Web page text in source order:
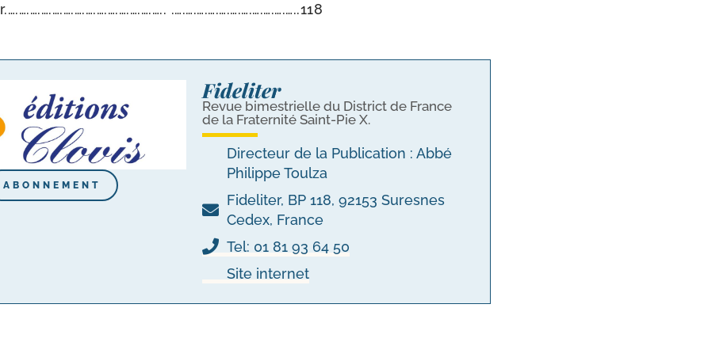
.….….….….….….….….….….…..118
ABONNEMENT
Fideliter
Revue bimestrielle du District de France
de la Fraternité Saint-Pie X.
Directeur de la Publication : Abbé
Philippe Toulza
Fideliter, BP 118, 92153 Suresnes
Cedex, France
Tel: 01 81 93 64 50
Site internet